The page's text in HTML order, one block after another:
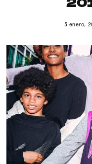
© 2015-2022 UMOMAG.
5 enero,